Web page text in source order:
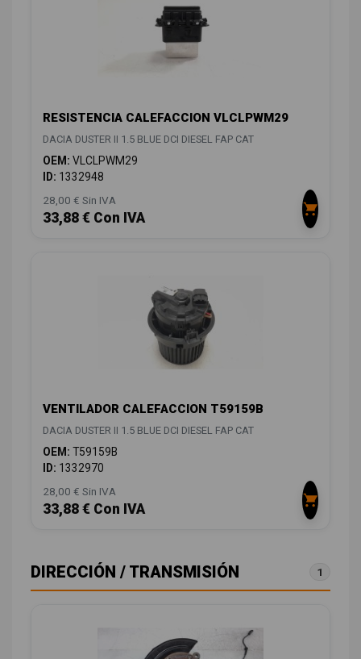
RESISTENCIA CALEFACCION VLCLPWM29
DACIA DUSTER II 1.5 BLUE DCI DIESEL FAP CAT
OEM: VLCLPWM29
ID: 1332948
28,00 € Sin IVA
33,88 € Con IVA
VENTILADOR CALEFACCION T59159B
DACIA DUSTER II 1.5 BLUE DCI DIESEL FAP CAT
OEM: T59159B
ID: 1332970
28,00 € Sin IVA
33,88 € Con IVA
DIRECCIÓN / TRANSMISIÓN 1